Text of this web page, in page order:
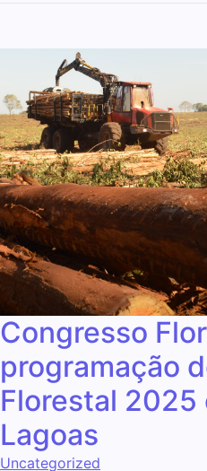
Congresso
programação
Florestal 2025
Lagoas
Uncategorized